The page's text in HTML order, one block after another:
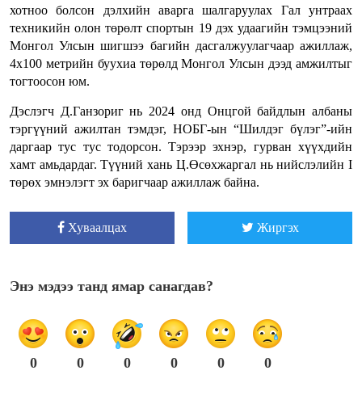
хотноо болсон дэлхийн аварга шалгаруулах Гал унтраах
техникийн олон төрөлт спортын 19 дэх удаагийн тэмцээний
Монгол Улсын шигшээ багийн дасгалжуулагчаар ажиллаж,
4х100 метрийн буухиа төрөлд Монгол Улсын дээд амжилтыг
тогтоосон юм.
Дэслэгч Д.Ганзориг нь 2024 онд Онцгой байдлын албаны
тэргүүний ажилтан тэмдэг, НОБГ-ын “Шилдэг бүлэг”-ийн
даргаар тус тус тодорсон. Тэрээр эхнэр, гурван хүүхдийн
хамт амьдардаг. Түүний хань Ц.Өсөхжаргал нь нийслэлийн I
төрөх эмнэлэгт эх баригчаар ажиллаж байна.
Хуваалцах Жиргэх
Энэ мэдээ танд ямар санагдав?
0 0 0 0 0 0